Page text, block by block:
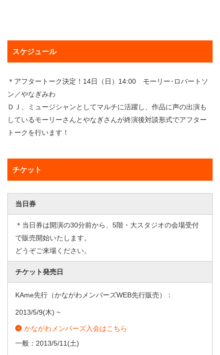
スケジュール
＊アフタートーク決定！14日（日）14:00 モーリー･ロバートソ
ン／やなぎみわ
ＤＪ、ミュージシャンとしてマルチに活躍し、作品に声の出演も
しているモーリーさんとやなぎさんが終演後対談形式でアフター
トークを行います！
チケット
当日券
＊当日券は開演の30分前から、5階・大スタジオの会場受付
で販売開始いたします。
どうぞご来場ください。
チケット発売日
KAme先行（かながわメンバーズWEB先行販売）：
2013/5/9(木) ~
かながわメンバーズ入会はこちら
一般： 2013/5/11 (土)